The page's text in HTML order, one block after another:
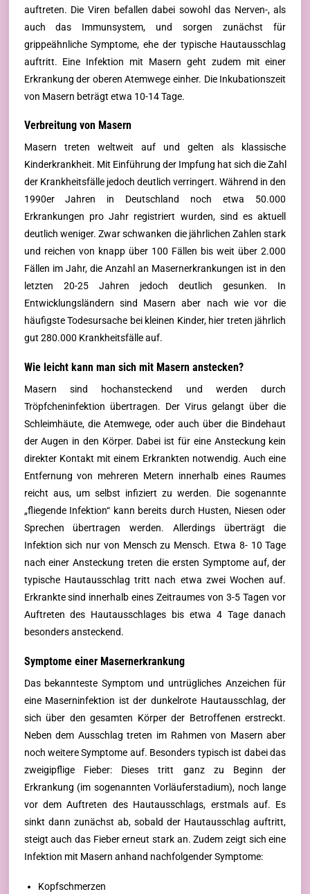
auftreten. Die Viren befallen dabei sowohl das Nerven-, als
auch das Immunsystem, und sorgen zunächst für
grippeähnliche Symptome, ehe der typische Hautausschlag
auftritt. Eine Infektion mit Masern geht zudem mit einer
Erkrankung der oberen Atemwege einher. Die Inkubationszeit
von Masern beträgt etwa 10-14 Tage.
Verbreitung von Masern
Masern treten weltweit auf und gelten als klassische
Kinderkrankheit. Mit Einführung der Impfung hat sich die Zahl
der Krankheitsfälle jedoch deutlich verringert. Während in den
1990er Jahren in Deutschland noch etwa 50.000
Erkrankungen pro Jahr registriert wurden, sind es aktuell
deutlich weniger. Zwar schwanken die jährlichen Zahlen stark
und reichen von knapp über 100 Fällen bis weit über 2.000
Fällen im Jahr, die Anzahl an Masernerkrankungen ist in den
letzten 20-25 Jahren jedoch deutlich gesunken. In
Entwicklungsländern sind Masern aber nach wie vor die
häufigste Todesursache bei kleinen Kinder, hier treten jährlich
gut 280.000 Krankheitsfälle auf.
Wie leicht kann man sich mit Masern anstecken?
Masern sind hochansteckend und werden durch
Tröpfcheninfektion übertragen. Der Virus gelangt über die
Schleimhäute, die Atemwege, oder auch über die Bindehaut
der Augen in den Körper. Dabei ist für eine Ansteckung kein
direkter Kontakt mit einem Erkrankten notwendig. Auch eine
Entfernung von mehreren Metern innerhalb eines Raumes
reicht aus, um selbst infiziert zu werden. Die sogenannte
„fliegende Infektion“ kann bereits durch Husten, Niesen oder
Sprechen übertragen werden. Allerdings überträgt die
Infektion sich nur von Mensch zu Mensch. Etwa 8- 10 Tage
nach einer Ansteckung treten die ersten Symptome auf, der
typische Hautausschlag tritt nach etwa zwei Wochen auf.
Erkrankte sind innerhalb eines Zeitraumes von 3-5 Tagen vor
Auftreten des Hautausschlages bis etwa 4 Tage danach
besonders ansteckend.
Symptome einer Masernerkrankung
Das bekannteste Symptom und untrügliches Anzeichen für
eine Maserninfektion ist der dunkelrote Hautausschlag, der
sich über den gesamten Körper der Betroffenen erstreckt.
Neben dem Ausschlag treten im Rahmen von Masern aber
noch weitere Symptome auf. Besonders typisch ist dabei das
zweigipflige Fieber: Dieses tritt ganz zu Beginn der
Erkrankung (im sogenannten Vorläuferstadium), noch lange
vor dem Auftreten des Hautausschlags, erstmals auf. Es
sinkt dann zunächst ab, sobald der Hautausschlag auftritt,
steigt auch das Fieber erneut stark an. Zudem zeigt sich eine
Infektion mit Masern anhand nachfolgender Symptome:
Kopfschmerzen